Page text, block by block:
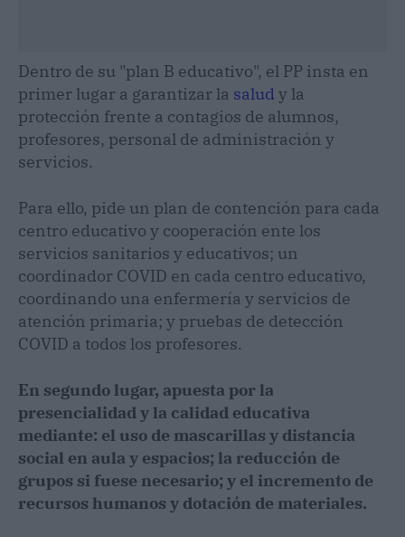
Dentro de su "plan B educativo", el PP insta en
primer lugar a garantizar la salud y la
protección frente a contagios de alumnos,
profesores, personal de administración y
servicios.
Para ello, pide un plan de contención para cada
centro educativo y cooperación ente los
servicios sanitarios y educativos; un
coordinador COVID en cada centro educativo,
coordinando una enfermería y servicios de
atención primaria; y pruebas de detección
COVID a todos los profesores.
En segundo lugar, apuesta por la
presencialidad y la calidad educativa
mediante: el uso de mascarillas y distancia
social en aula y espacios; la reducción de
grupos si fuese necesario; y el incremento de
recursos humanos y dotación de materiales.